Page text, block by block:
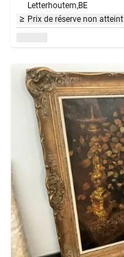
Letterhoutem,BE
Prix de réserve non atteint